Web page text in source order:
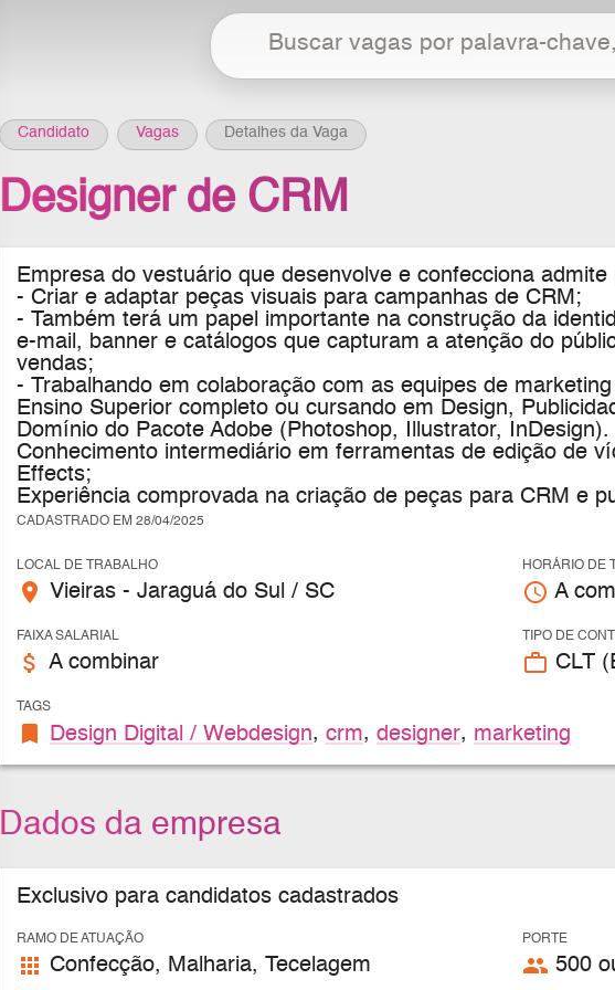
Candidato Vagas Detalhes da Vaga
Designer de CRM
Empresa do vestuário que desenvolve e confecciona admite
- Criar e adaptar peças visuais para campanhas de CRM;
- Também terá um papel importante na construção da
e-mail, banner e catálogos que capturam a atenção do
vendas;
- Trabalhando em colaboração com as equipes de
Ensino Superior completo ou cursando em Design,
Domínio do Pacote Adobe (Photoshop, Illustrator, InDesign).
Conhecimento intermediário em ferramentas de edição de
Effects;
Experiência comprovada na criação de peças para CRM e
CADASTRADO EM 28/04/2025
LOCAL DE TRABALHO
place Vieiras - Jaraguá do Sul / SC
HORÁRIO DE
access_time A
FAIXA SALARIAL
attach_money A combinar
TIPO DE
work_outline CLT
TAGS
bookmark Design Digital / Webdesign, crm, designer, marketing
Dados da empresa
Exclusivo para candidatos cadastrados
RAMO DE ATUAÇÃO
apps Confecção, Malharia, Tecelagem
PORTE
people 500